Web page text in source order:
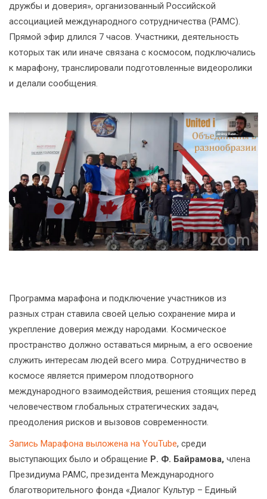
дружбы и доверия», организованный Российской
ассоциацией международного сотрудничества (РАМС).
Прямой эфир длился 7 часов. Участники, деятельность
которых так или иначе связана с космосом, подключались
к марафону, транслировали подготовленные видеоролики
и делали сообщения.
Программа марафона и подключение участников из
разных стран ставила своей целью сохранение мира и
укрепление доверия между народами. Космическое
пространство должно оставаться мирным, а его освоение
служить интересам людей всего мира. Сотрудничество в
космосе является примером плодотворного
международного взаимодействия, решения стоящих перед
человечеством глобальных стратегических задач,
преодоления рисков и вызовов современности.
Запись Марафона выложена на YouTube, среди
выступающих было и обращение Р. Ф. Байрамова, члена
Президиума РАМС, президента Международного
благотворительного фонда «Диалог Культур – Единый